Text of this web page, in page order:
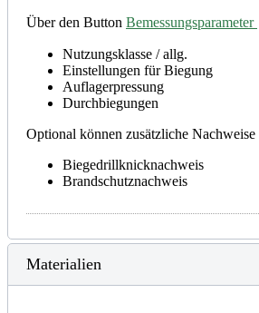
Über den Button Bemessungsparameter
Nutzungsklasse / allg.
Einstellungen für Biegung
Auflagerpressung
Durchbiegungen
Optional können zusätzliche
Biegedrillknicknachweis
Brandschutznachweis
Materialien